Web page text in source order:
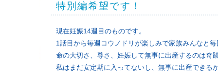
特別編希望です！
現在妊娠14週目のものです。
1話目から毎週コウノドリが楽しみで家族みんなと
命の大切さ、尊さ、妊娠して無事に出産するのは奇
私はまだ安定期に入ってないし、無事に出産できる